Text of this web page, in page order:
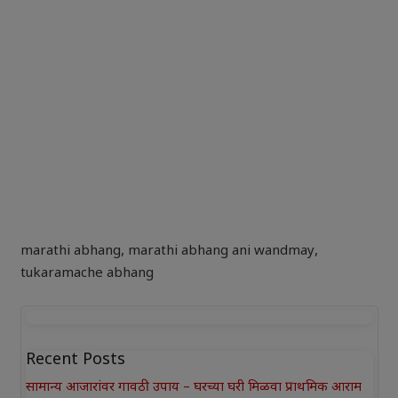
marathi abhang, marathi abhang ani wandmay,
tukaramache abhang
Recent Posts
सामान्य आजारांवर गावठी उपाय – घरच्या घरी मिळवा प्राथमिक आराम